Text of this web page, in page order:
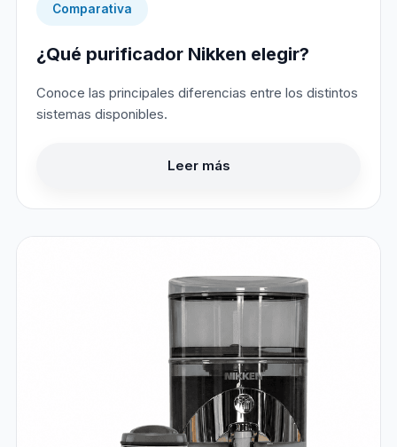
Comparativa
¿Qué purificador Nikken elegir?
Conoce las principales diferencias entre los distintos
sistemas disponibles.
Leer más